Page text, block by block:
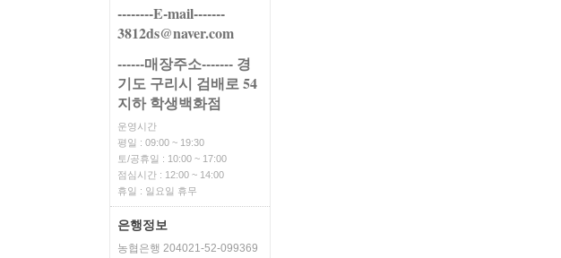
--------E-mail-------
3812ds@naver.com
------매장주소------- 경
기도 구리시 검배로 54
지하 학생백화점
운영시간
평일 : 09:00 ~ 19:30
토/공휴일 : 10:00 ~ 17:00
점심시간 : 12:00 ~ 14:00
휴일 : 일요일 휴무
은행정보
농협은행 204021-52-099369